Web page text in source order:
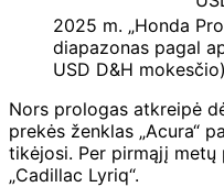
2025 m. „Honda
diapazonas pagal
USD D&H mokesčio)
Nors prologas atkreipė
prekės ženklas „Acura“
tikėjosi. Per pirmąjį metų
„Cadillac Lyriq“.